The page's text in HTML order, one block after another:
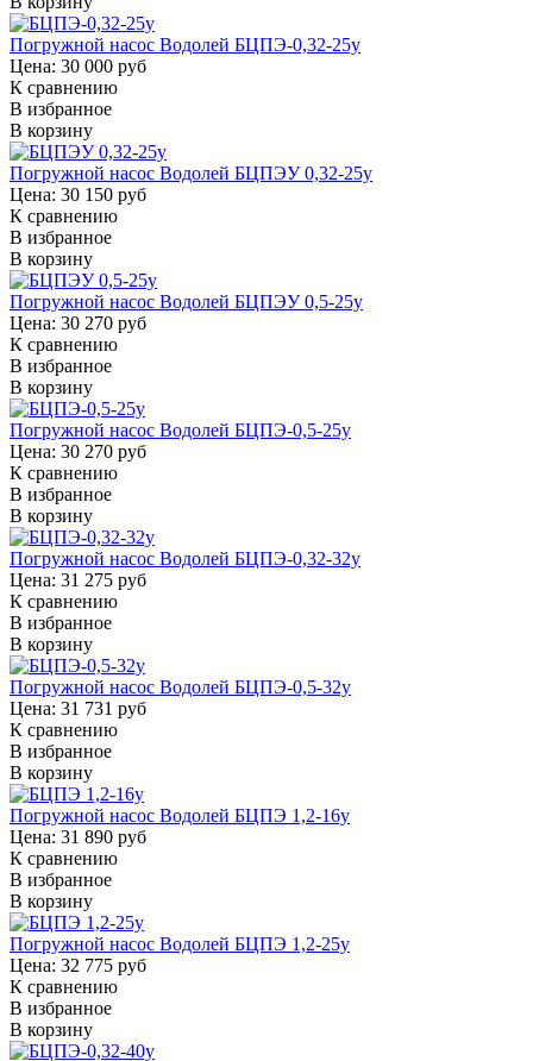
Погружной насос Водолей БЦПЭ-0,32-25у
Цена: 30 000 руб
К сравнению
В избранное
В корзину
Погружной насос Водолей БЦПЭУ 0,32-25у
Цена: 30 150 руб
К сравнению
В избранное
В корзину
Погружной насос Водолей БЦПЭУ 0,5-25у
Цена: 30 270 руб
К сравнению
В избранное
В корзину
Погружной насос Водолей БЦПЭ-0,5-25у
Цена: 30 270 руб
К сравнению
В избранное
В корзину
Погружной насос Водолей БЦПЭ-0,32-32у
Цена: 31 275 руб
К сравнению
В избранное
В корзину
Погружной насос Водолей БЦПЭ-0,5-32у
Цена: 31 731 руб
К сравнению
В избранное
В корзину
Погружной насос Водолей БЦПЭ 1,2-16у
Цена: 31 890 руб
К сравнению
В избранное
В корзину
Погружной насос Водолей БЦПЭ 1,2-25у
Цена: 32 775 руб
К сравнению
В избранное
В корзину